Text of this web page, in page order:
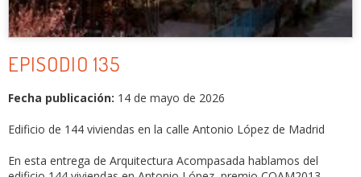
EPISODIO 135
Fecha publicación: 14 de mayo de 2026
Edificio de 144 viviendas en la calle Antonio López de Madrid
En esta entrega de Arquitectura Acompasada hablamos del